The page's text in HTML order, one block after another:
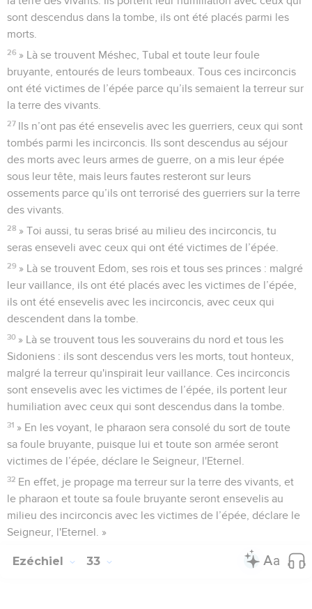
sont descendus dans la tombe, ils ont été placés parmi les
morts.
26 » Là se trouvent Méshec, Tubal et toute leur foule
bruyante, entourés de leurs tombeaux. Tous ces incirconcis
ont été victimes de l’épée parce qu’ils semaient la terreur sur
la terre des vivants.
27 Ils n’ont pas été ensevelis avec les guerriers, ceux qui sont
tombés parmi les incirconcis. Ils sont descendus au séjour
des morts avec leurs armes de guerre, on a mis leur épée
sous leur tête, mais leurs fautes resteront sur leurs
ossements parce qu’ils ont terrorisé des guerriers sur la terre
des vivants.
28 » Toi aussi, tu seras brisé au milieu des incirconcis, tu
seras enseveli avec ceux qui ont été victimes de l’épée.
29 » Là se trouvent Edom, ses rois et tous ses princes : malgré
leur vaillance, ils ont été placés avec les victimes de l’épée,
ils ont été ensevelis avec les incirconcis, avec ceux qui
descendent dans la tombe.
30 » Là se trouvent tous les souverains du nord et tous les
Sidoniens : ils sont descendus vers les morts, tout honteux,
malgré la terreur qu'inspirait leur vaillance. Ces incirconcis
sont ensevelis avec les victimes de l’épée, ils portent leur
humiliation avec ceux qui sont descendus dans la tombe.
31 » En les voyant, le pharaon sera consolé du sort de toute
sa foule bruyante, puisque lui et toute son armée seront
victimes de l’épée, déclare le Seigneur, l'Eternel.
32 En effet, je propage ma terreur sur la terre des vivants, et
le pharaon et toute sa foule bruyante seront ensevelis au
milieu des incirconcis avec les victimes de l’épée, déclare le
Seigneur, l'Eternel. »
Ezéchiel 33